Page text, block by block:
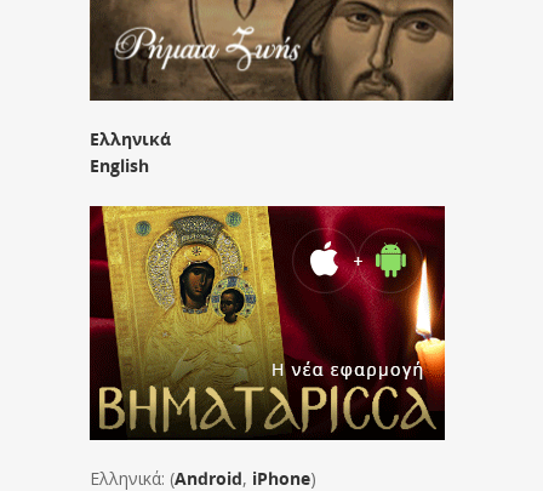
Ελληνικά
English
Ελληνικά: (Android, iPhone)